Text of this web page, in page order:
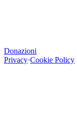
Donazioni
Privacy·Cookie Policy